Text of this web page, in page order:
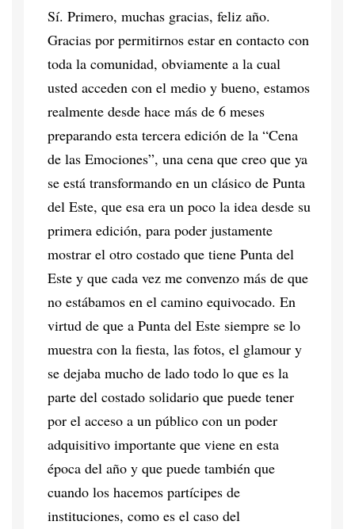
Sí. Primero, muchas gracias, feliz año.
Gracias por permitirnos estar en contacto con
toda la comunidad, obviamente a la cual
usted acceden con el medio y bueno, estamos
realmente desde hace más de 6 meses
preparando esta tercera edición de la “Cena
de las Emociones”, una cena que creo que ya
se está transformando en un clásico de Punta
del Este, que esa era un poco la idea desde su
primera edición, para poder justamente
mostrar el otro costado que tiene Punta del
Este y que cada vez me convenzo más de que
no estábamos en el camino equivocado. En
virtud de que a Punta del Este siempre se lo
muestra con la fiesta, las fotos, el glamour y
se dejaba mucho de lado todo lo que es la
parte del costado solidario que puede tener
por el acceso a un público con un poder
adquisitivo importante que viene en esta
época del año y que puede también que
cuando los hacemos partícipes de
instituciones, como es el caso del